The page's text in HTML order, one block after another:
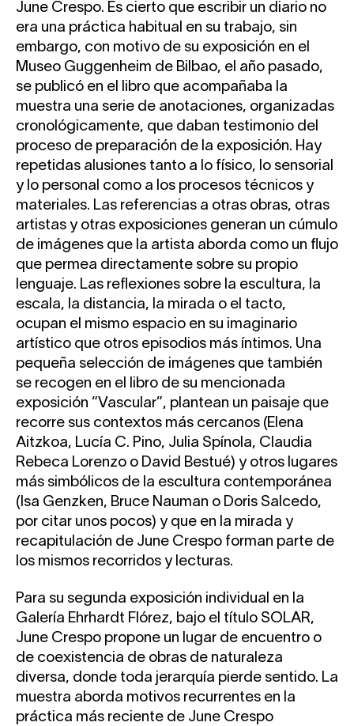
June Crespo. Es cierto que escribir un diario no
era una práctica habitual en su trabajo, sin
embargo, con motivo de su exposición en el
Museo Guggenheim de Bilbao, el año pasado,
se publicó en el libro que acompañaba la
muestra una serie de anotaciones, organizadas
cronológicamente, que daban testimonio del
proceso de preparación de la exposición. Hay
repetidas alusiones tanto a lo físico, lo sensorial
y lo personal como a los procesos técnicos y
materiales. Las referencias a otras obras, otras
artistas y otras exposiciones generan un cúmulo
de imágenes que la artista aborda como un flujo
que permea directamente sobre su propio
lenguaje. Las reflexiones sobre la escultura, la
escala, la distancia, la mirada o el tacto,
ocupan el mismo espacio en su imaginario
artístico que otros episodios más íntimos. Una
pequeña selección de imágenes que también
se recogen en el libro de su mencionada
exposición “Vascular”, plantean un paisaje que
recorre sus contextos más cercanos (Elena
Aitzkoa, Lucía C. Pino, Julia Spínola, Claudia
Rebeca Lorenzo o David Bestué) y otros lugares
más simbólicos de la escultura contemporánea
(Isa Genzken, Bruce Nauman o Doris Salcedo,
por citar unos pocos) y que en la mirada y
recapitulación de June Crespo forman parte de
los mismos recorridos y lecturas.
Para su segunda exposición individual en la
Galería Ehrhardt Flórez, bajo el título SOLAR,
June Crespo propone un lugar de encuentro o
de coexistencia de obras de naturaleza
diversa, donde toda jerarquía pierde sentido. La
muestra aborda motivos recurrentes en la
práctica más reciente de June Crespo